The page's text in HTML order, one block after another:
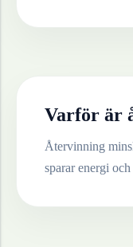
Varför är
Återvinning
sparar energi